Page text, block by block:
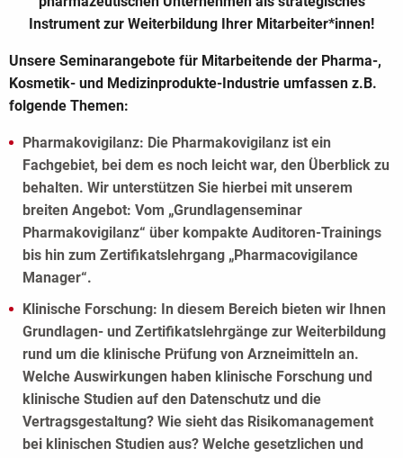
Instrument zur Weiterbildung Ihrer Mitarbeiter*innen!
Unsere Seminarangebote für Mitarbeitende der Pharma-,
Kosmetik- und Medizinprodukte-Industrie umfassen z.B.
folgende Themen:
Pharmakovigilanz: Die Pharmakovigilanz ist ein
Fachgebiet, bei dem es noch leicht war, den Überblick zu
behalten. Wir unterstützen Sie hierbei mit unserem
breiten Angebot: Vom „Grundlagenseminar
Pharmakovigilanz“ über kompakte Auditoren-Trainings
bis hin zum Zertifikatslehrgang „Pharmacovigilance
Manager“.
Klinische Forschung: In diesem Bereich bieten wir Ihnen
Grundlagen- und Zertifikatslehrgänge zur Weiterbildung
rund um die klinische Prüfung von Arzneimitteln an.
Welche Auswirkungen haben klinische Forschung und
klinische Studien auf den Datenschutz und die
Vertragsgestaltung? Wie sieht das Risikomanagement
bei klinischen Studien aus? Welche gesetzlichen und